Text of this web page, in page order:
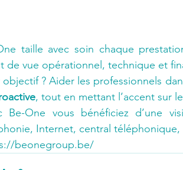
taille avec soin chaque
de vue opérationnel, technique et
objectif ? Aider les professionnels
, tout en mettant l’accent sur
Be-One vous bénéficiez d’une
Internet, central téléphonique,
beonegroup.be/